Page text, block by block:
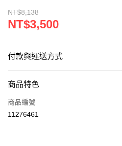
NT$8,138
NT$3,500
付款與運送方式
信用卡一次付款
LINE Pay
商品特色
商品編號
11276461